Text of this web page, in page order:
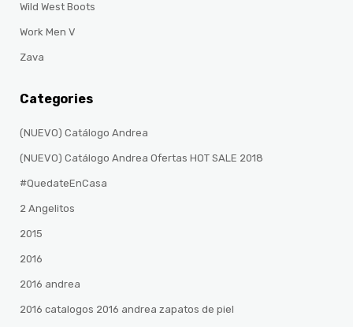
Wild West Boots
Work Men V
Zava
Categories
(NUEVO) Catálogo Andrea
(NUEVO) Catálogo Andrea Ofertas HOT SALE 2018
#QuedateEnCasa
2 Angelitos
2015
2016
2016 andrea
2016 catalogos 2016 andrea zapatos de piel